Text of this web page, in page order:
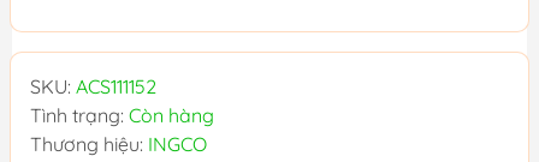
SKU: ACS111152
Tình trạng: Còn hàng
Thương hiệu: INGCO